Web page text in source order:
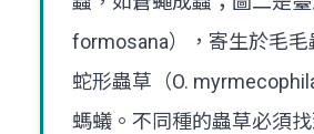
formosana），寄生於毛
蛇形蟲草（O.
螞蟻。不同種的蟲草必須